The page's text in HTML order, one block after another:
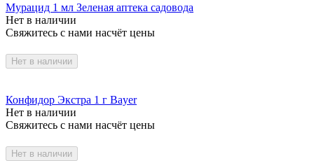
Мурацид 1 мл Зеленая аптека садовода
Нет в наличии
Свяжитесь с нами насчёт цены
Нет в наличии
Конфидор Экстра 1 г Bayer
Нет в наличии
Свяжитесь с нами насчёт цены
Нет в наличии